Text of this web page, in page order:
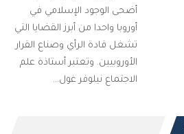
أضحى الوجود الإسلامي في
أوروبا واحدا من أبرز القضايا التي
تشغل قادة الرأي وصناع القرار
الأوروبيين. وتعتبر أستاذة علم
الاجتماع نيلوفر غول…